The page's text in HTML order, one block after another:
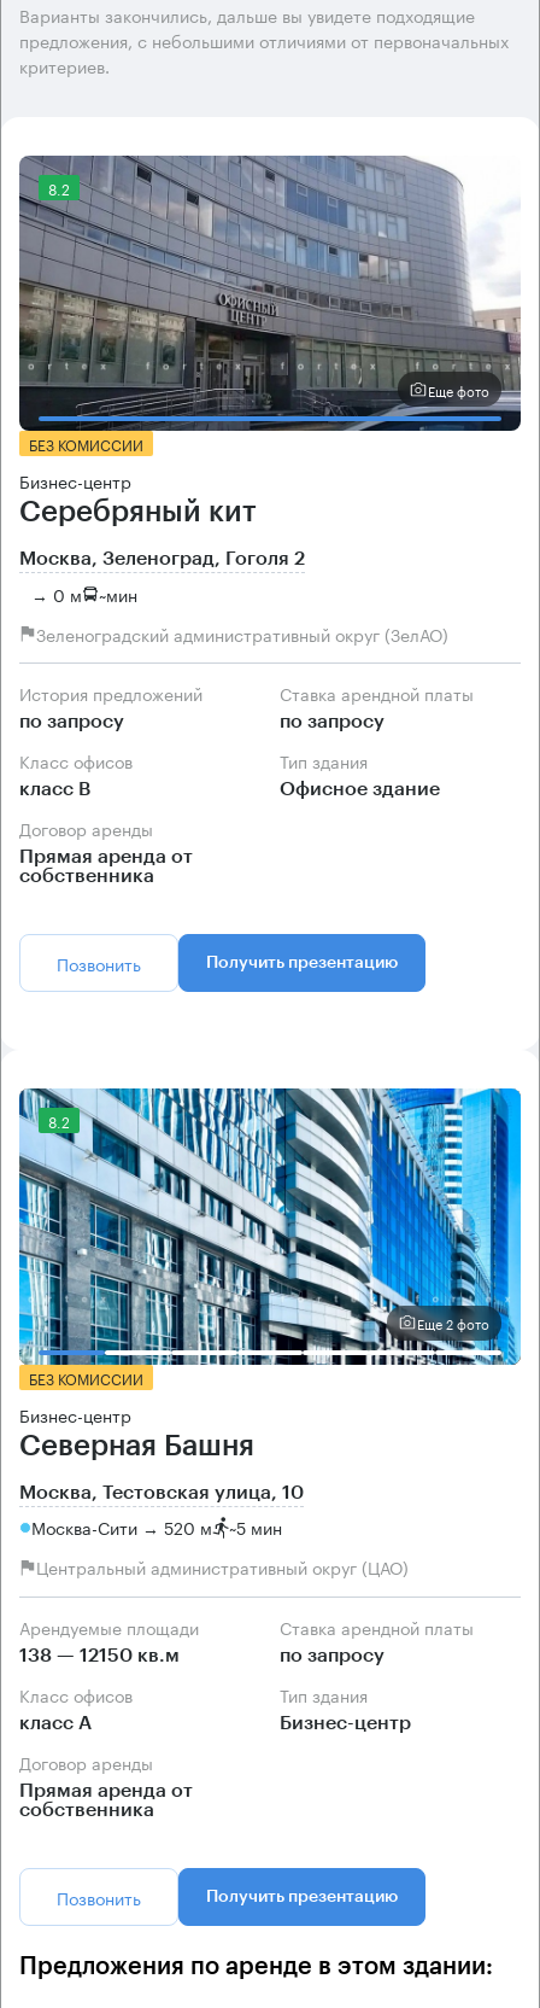
Варианты закончились, дальше вы увидете подходящие
предложения, с небольшими отличиями от первоначальных
критериев.
8.2
Еще фото
БЕЗ КОМИССИИ
Бизнес-центр
Серебряный кит
Москва, Зеленоград, Гоголя 2
→ 0 м ~мин
Зеленоградский административный округ (ЗелАО)
История предложений
по запросу
Ставка арендной платы
по запросу
Класс офисов
класс B
Тип здания
Офисное здание
Договор аренды
Прямая аренда от
собственника
Позвонить Получить презентацию
8.2
Еще 2 фото
БЕЗ КОМИССИИ
Бизнес-центр
Северная Башня
Москва, Тестовская улица, 10
Москва-Сити → 520 м ~5 мин
Центральный административный округ (ЦАО)
Арендуемые площади
138 — 12150 кв.м
Ставка арендной платы
по запросу
Класс офисов
класс А
Тип здания
Бизнес-центр
Договор аренды
Прямая аренда от
собственника
Позвонить Получить презентацию
Предложения по аренде в этом здании: